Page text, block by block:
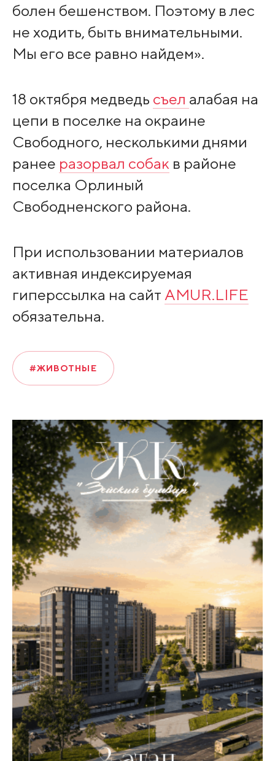
болен бешенством. Поэтому в лес
не ходить, быть внимательными.
Мы его все равно найдем».
18 октября медведь съел алабая на
цепи в поселке на окраине
Свободного, несколькими днями
ранее разорвал собак в районе
поселка Орлиный
Свободненского района.
При использовании материалов
активная индексируемая
гиперссылка на сайт AMUR.LIFE
обязательна.
#ЖИВОТНЫЕ